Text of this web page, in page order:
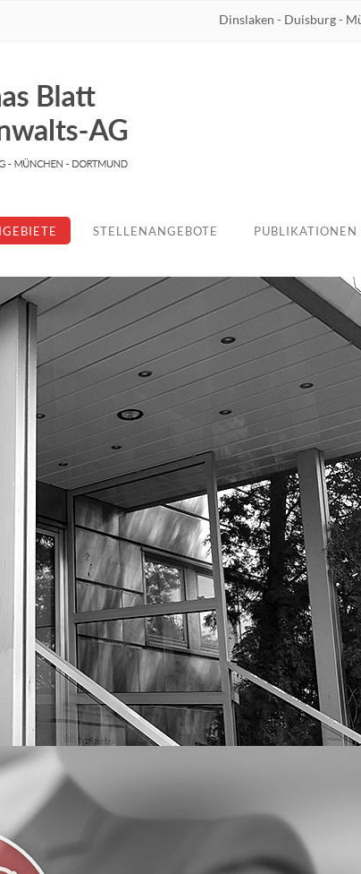
Dinslaken - Duisburg -
STELLENANGEBOTE PUBLIKATIONEN